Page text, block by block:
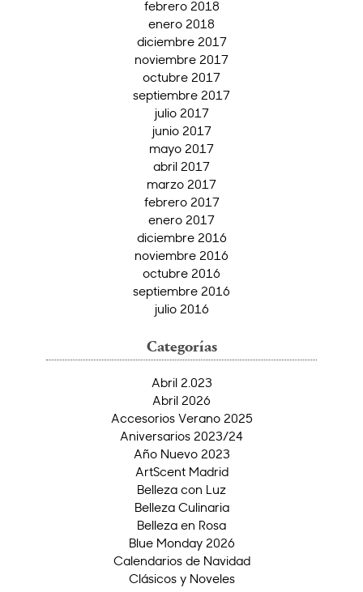
febrero 2018
enero 2018
diciembre 2017
noviembre 2017
octubre 2017
septiembre 2017
julio 2017
junio 2017
mayo 2017
abril 2017
marzo 2017
febrero 2017
enero 2017
diciembre 2016
noviembre 2016
octubre 2016
septiembre 2016
julio 2016
Categorías
Abril 2.023
Abril 2026
Accesorios Verano 2025
Aniversarios 2023/24
Año Nuevo 2023
ArtScent Madrid
Belleza con Luz
Belleza Culinaria
Belleza en Rosa
Blue Monday 2026
Calendarios de Navidad
Clásicos y Noveles